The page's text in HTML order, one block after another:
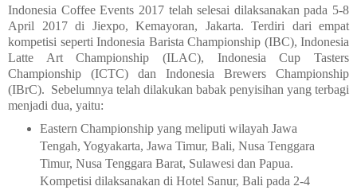
Indonesia Coffee Events 2017 telah selesai dilaksanakan pada 5-8
April 2017 di Jiexpo, Kemayoran, Jakarta. Terdiri dari empat
kompetisi seperti Indonesia Barista Championship (IBC), Indonesia
Latte Art Championship (ILAC), Indonesia Cup Tasters
Championship (ICTC) dan Indonesia Brewers Championship
(IBrC). Sebelumnya telah dilakukan babak penyisihan yang terbagi
menjadi dua, yaitu:
Eastern Championship yang meliputi wilayah Jawa
Tengah, Yogyakarta, Jawa Timur, Bali, Nusa Tenggara
Timur, Nusa Tenggara Barat, Sulawesi dan Papua.
Kompetisi dilaksanakan di Hotel Sanur, Bali pada 2-4